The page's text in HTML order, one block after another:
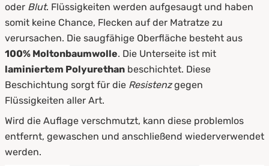
oder Blut. Flüssigkeiten werden aufgesaugt und haben
somit keine Chance, Flecken auf der Matratze zu
verursachen. Die saugfähige Oberfläche besteht aus
100% Moltonbaumwolle. Die Unterseite ist mit
laminiertem Polyurethan beschichtet. Diese
Beschichtung sorgt für die Resistenzgegen
Flüssigkeiten aller Art.
Wird die Auflage verschmutzt, kann diese problemlos
entfernt, gewaschen und anschließend wiederverwendet
werden.